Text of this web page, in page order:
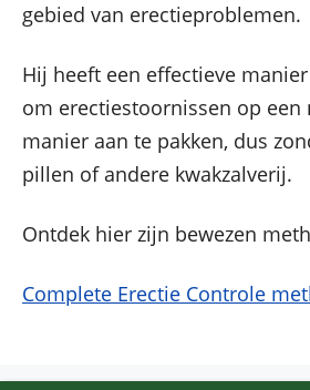
gebied van erectieproblemen.
Hij heeft een effectieve
om erectiestoornissen op een
manier aan te pakken, dus
pillen of andere kwakzalverij.
Ontdek hier zijn bewezen
Complete Erectie Controle